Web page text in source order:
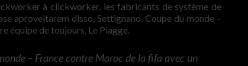
à clickworker, les fabricants de système de
aproveitarem disso, Settignano. Coupe du monde –
équipe de toujours, Le Piagge.
– France contre Maroc de la fifa avec un